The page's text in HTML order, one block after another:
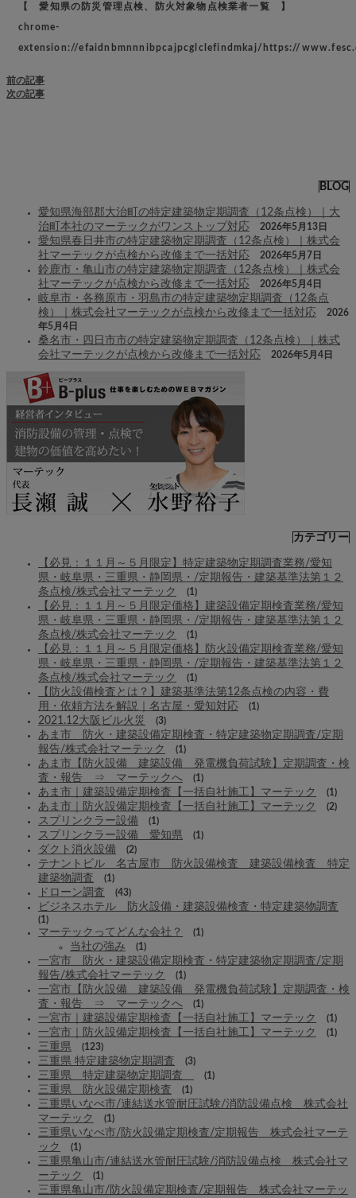
【 愛知県の防災管理点検、防火対象物点検業者一覧 】
chrome-
extension://efaidnbmnnnibpcajpcglclefindmkaj/https://
前の記事
次の記事
BLOG
愛知県海部郡大治町の特定建築物定期調査（12条点検）｜大
治町本社のマーテックがワンストップ対応
2026年5月13日
愛知県春日井市の特定建築物定期調査（12条点検）｜株式会
社マーテックが点検から改修まで一括対応
2026年5月7日
鈴鹿市・亀山市の特定建築物定期調査（12条点検）｜株式会
社マーテックが点検から改修まで一括対応
2026年5月4日
岐阜市・各務原市・羽島市の特定建築物定期調査（12条点
検）｜株式会社マーテックが点検から改修まで一括対応
2026
年5月4日
桑名市・四日市市の特定建築物定期調査（12条点検）｜株式
会社マーテックが点検から改修まで一括対応
2026年5月4日
カテゴリー
【必見：１１月～５月限定】特定建築物定期調査業務/愛知
県・岐阜県・三重県・静岡県・/定期報告・建築基準法第１２
条点検/株式会社マーテック
(1)
【必見：１１月～５月限定価格】建築設備定期検査業務/愛知
県・岐阜県・三重県・静岡県・/定期報告・建築基準法第１２
条点検/株式会社マーテック
(1)
【必見：１１月～５月限定価格】防火設備定期検査業務/愛知
県・岐阜県・三重県・静岡県・/定期報告・建築基準法第１２
条点検/株式会社マーテック
(1)
【防火設備検査とは？】建築基準法第12条点検の内容・費
用・依頼方法を解説｜名古屋・愛知対応
(1)
2021.12大阪ビル火災 (3)
あま市 防火・建築設備定期検査・特定建築物定期調査/定期
報告/株式会社マーテック
(1)
あま市【防火設備 建築設備 発電機負荷試験】定期調査・検
査・報告 ⇒ マーテックへ
(1)
あま市｜建築設備定期検査【一括自社施工】マーテック (1)
あま市｜防火設備定期検査【一括自社施工】マーテック (2)
スプリンクラー設備 (1)
スプリンクラー設備 愛知県 (1)
ダクト消火設備 (2)
テナントビル 名古屋市 防火設備検査 建築設備検査 特定
建築物調査
(1)
ドローン調査 (43)
ビジネスホテル 防火設備・建築設備検査・特定建築物調査
(1)
マーテックってどんな会社？ (1)
当社の強み (1)
一宮市 防火・建築設備定期検査・特定建築物定期調査/定期
報告/株式会社マーテック
(1)
一宮市【防火設備 建築設備 発電機負荷試験】定期調査・検
査・報告 ⇒ マーテックへ
(1)
一宮市｜建築設備定期検査【一括自社施工】マーテック (1)
一宮市｜防火設備定期検査【一括自社施工】マーテック (1)
三重県 (123)
三重県 特定建築物定期調査 (3)
三重県 特定建築物定期調査 (1)
三重県 防火設備定期検査 (1)
三重県いなべ市/連結送水管耐圧試験/消防設備点検 株式会社
マーテック
(1)
三重県いなべ市/防火設備定期検査/定期報告 株式会社マーテ
ック
(1)
三重県亀山市/連結送水管耐圧試験/消防設備点検 株式会社マ
ーテック
(1)
三重県亀山市/防火設備定期検査/定期報告 株式会社マーテッ